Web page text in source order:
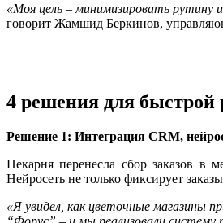
«Моя цель – минимизировать рутину
говорит Жамшид Беркинов,
4 решения для быстрой
Решение 1: Интеграция CRM,
Пекарня перенесла сбор заказов в
Нейросеть не только фиксирует
«Я увидел, как цветочные магазины